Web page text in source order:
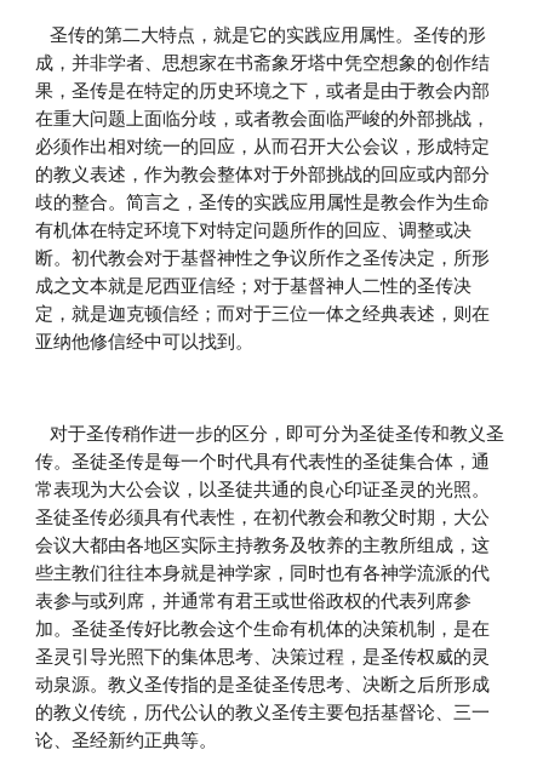
    圣传的第二大特点，就是它的实践应用属性。圣传的形
成，并非学者、思想家在书斋象牙塔中凭空想象的创作结
果，圣传是在特定的历史环境之下，或者是由于教会内部
在重大问题上面临分歧，或者教会面临严峻的外部挑战，
必须作出相对统一的回应，从而召开大公会议，形成特定
的教义表述，作为教会整体对于外部挑战的回应或内部分
歧的整合。简言之，圣传的实践应用属性是教会作为生命
有机体在特定环境下对特定问题所作的回应、调整或决
断。初代教会对于基督神性之争议所作之圣传决定，所形
成之文本就是尼西亚信经；对于基督神人二性的圣传决
定，就是迦克顿信经；而对于三位一体之经典表述，则在
亚纳他修信经中可以找到。
    对于圣传稍作进一步的区分，即可分为圣徒圣传和教义圣
传。圣徒圣传是每一个时代具有代表性的圣徒集合体，通
常表现为大公会议，以圣徒共通的良心印证圣灵的光照。
圣徒圣传必须具有代表性，在初代教会和教父时期，大公
会议大都由各地区实际主持教务及牧养的主教所组成，这
些主教们往往本身就是神学家，同时也有各神学流派的代
表参与或列席，并通常有君王或世俗政权的代表列席参
加。圣徒圣传好比教会这个生命有机体的决策机制，是在
圣灵引导光照下的集体思考、决策过程，是圣传权威的灵
动泉源。教义圣传指的是圣徒圣传思考、决断之后所形成
的教义传统，历代公认的教义圣传主要包括基督论、三一
论、圣经新约正典等。